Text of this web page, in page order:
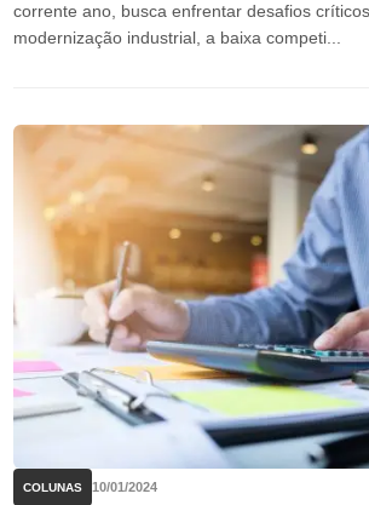
corrente ano, busca enfrentar desafios
modernização industrial, a baixa competi...
COLUNAS 10/01/2024